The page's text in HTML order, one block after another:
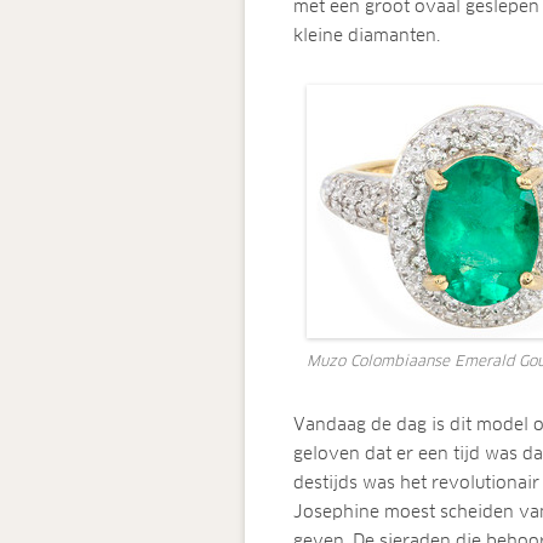
met een groot ovaal
kleine diamanten.
Muzo Colombiaanse Emerald
Vandaag de dag is dit model
geloven dat er een tijd was
destijds was het revolutionair
Josephine moest scheiden